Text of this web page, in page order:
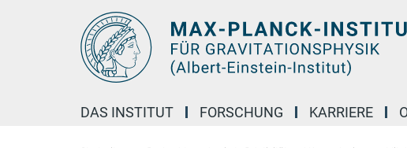
DAS INSTITUT FORSCHUNG KARRIERE